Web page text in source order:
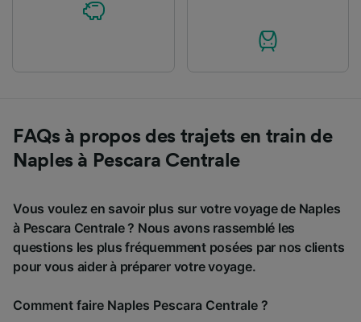
FAQs à propos des trajets en train de
Naples à Pescara Centrale
Vous voulez en savoir plus sur votre voyage de Naples
à Pescara Centrale ? Nous avons rassemblé les
questions les plus fréquemment posées par nos clients
pour vous aider à préparer votre voyage.
Comment faire Naples Pescara Centrale ?